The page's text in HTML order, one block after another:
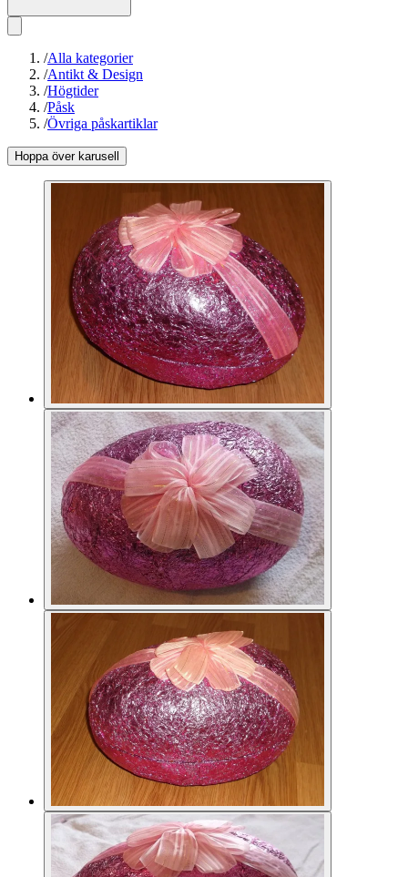
/Alla kategorier
/Antikt & Design
/Högtider
/Påsk
/Övriga påskartiklar
Hoppa över karusell